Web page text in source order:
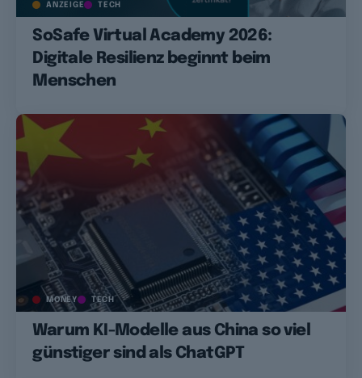
ANZEIGE TECH
SoSafe Virtual Academy 2026:
Digitale Resilienz beginnt beim
Menschen
MONEY TECH
Warum KI-Modelle aus China so viel
günstiger sind als ChatGPT